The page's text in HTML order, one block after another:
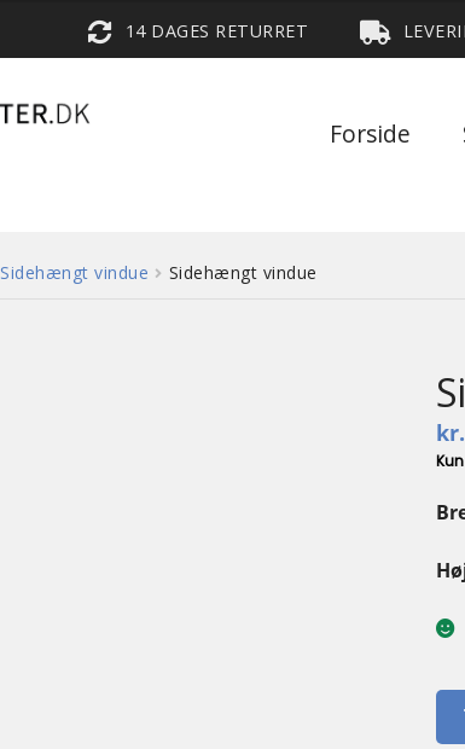
14 DAGES RETURRET
Forside
Sidehængt vindue Sidehængt vindue
kr.